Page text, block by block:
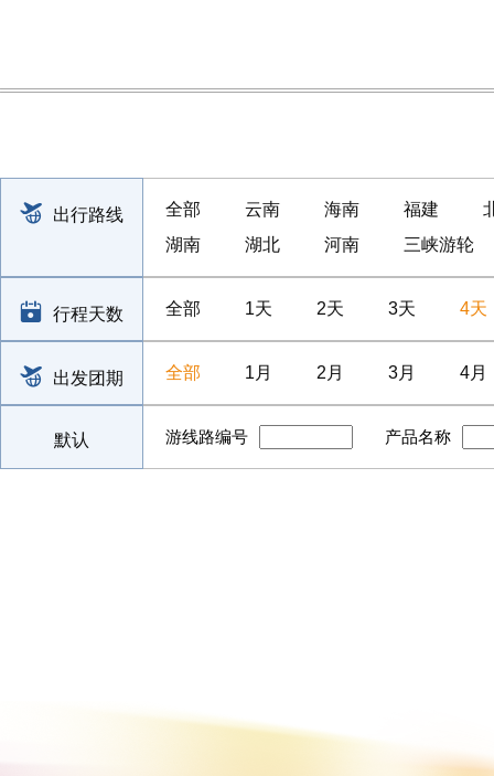
出行路线 全部 云南 海南 福建
湖南
湖北 河南 三峡游轮
行程天数 全部 1天 2天 3天 4天
出发团期 全部 1月 2月 3月 4月
默认 游线路编号 产品名称